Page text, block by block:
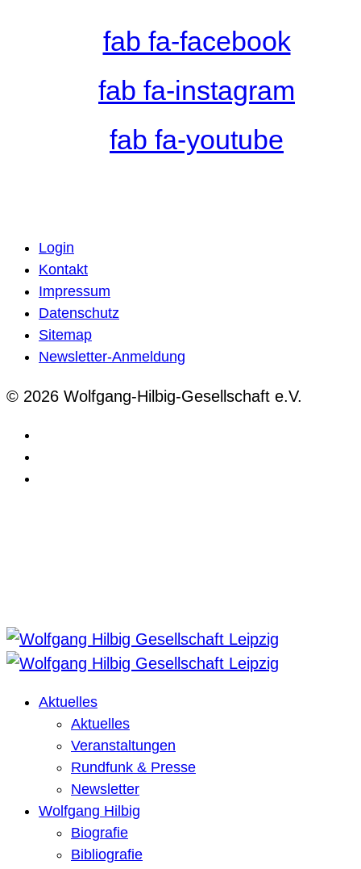
fab fa-facebook
fab fa-instagram
fab fa-youtube
Login
Kontakt
Impressum
Datenschutz
Sitemap
Newsletter-Anmeldung
© 2026 Wolfgang-Hilbig-Gesellschaft e.V.
Aktuelles
Aktuelles
Veranstaltungen
Rundfunk & Presse
Newsletter
Wolfgang Hilbig
Biografie
Bibliografie